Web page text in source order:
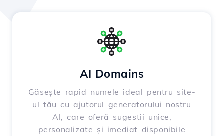
AI Domains
Găsește rapid numele ideal pentru site-
ul tău cu ajutorul generatorului nostru
AI, care oferă sugestii unice,
personalizate și imediat disponibile